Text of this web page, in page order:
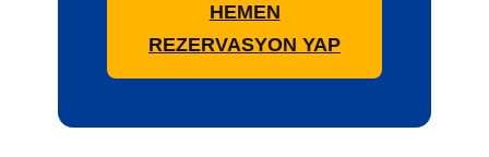
HEMEN
REZERVASYON YAP